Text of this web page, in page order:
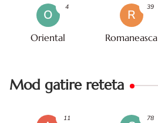
O
Oriental
4
R
Romaneasca
39
Mod gatire reteta
11 78